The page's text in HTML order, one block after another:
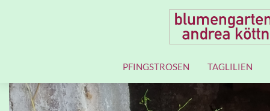
PFINGSTROSEN TAGLILIEN